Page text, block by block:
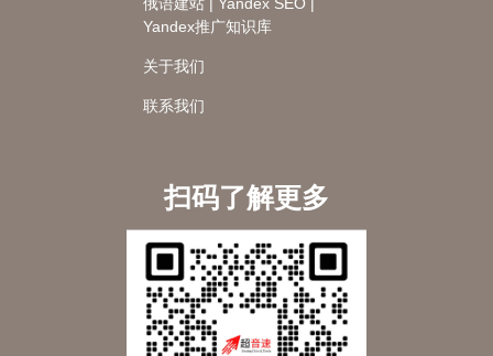
Yandex推广知识库
关于我们
联系我们
扫码了解更多